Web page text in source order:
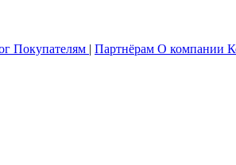
Покупателям | Партнёрам О компании